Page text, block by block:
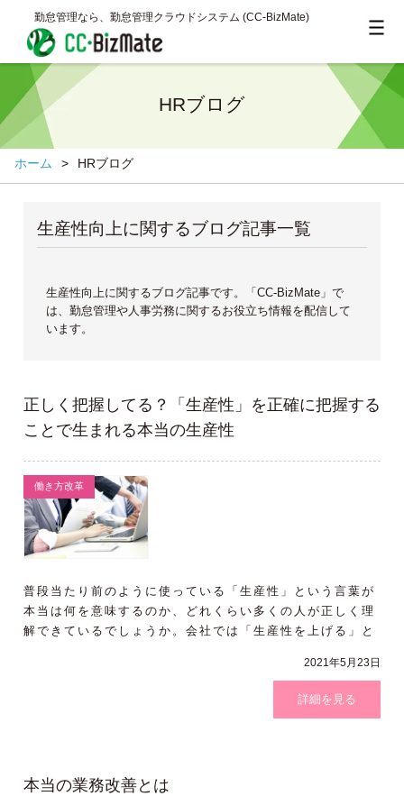
勤怠管理なら、勤怠管理クラウドシステム (CC‐BizMate)
HRブログ
ホーム > HRブログ
生産性向上に関するブログ記事一覧
生産性向上に関するブログ記事です。「CC-BizMate」で
は、勤怠管理や人事労務に関するお役立ち情報を配信して
います。
正しく把握してる？「生産性」を正確に把握する
ことで生まれる本当の生産性
働き方改革
普段当たり前のように使っている「生産性」という言葉が
本当は何を意味するのか、どれくらい多くの人が正しく理
解できているでしょうか。会社では「生産性を上げる」と
2021年5月23日
詳細を見る
本当の業務改善とは